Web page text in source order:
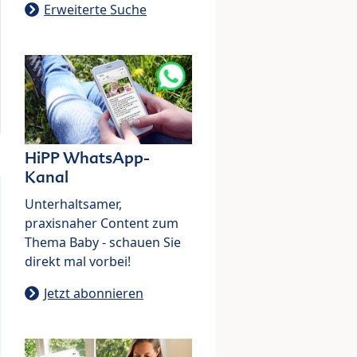
Erweiterte Suche
HiPP WhatsApp-
Kanal
Unterhaltsamer,
praxisnaher Content zum
Thema Baby - schauen Sie
direkt mal vorbei!
Jetzt abonnieren